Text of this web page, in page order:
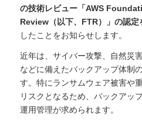
の技術レビュー「AWS
Review（以下、FTR）」の認
したことをお知らせします。
近年は、サイバー攻撃、自然災
などに備えたバックアップ体制
す。特にランサムウェア被害や
リスクとなるため、バックアッ
運用管理が求められます。